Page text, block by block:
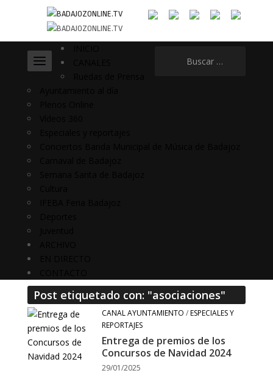
Post etiquetado con: "asociaciones"
CANAL AYUNTAMIENTO /ESPECIALES Y
REPORTAJES
Entrega de premios de los
Concursos de Navidad 2024
29/01/2025